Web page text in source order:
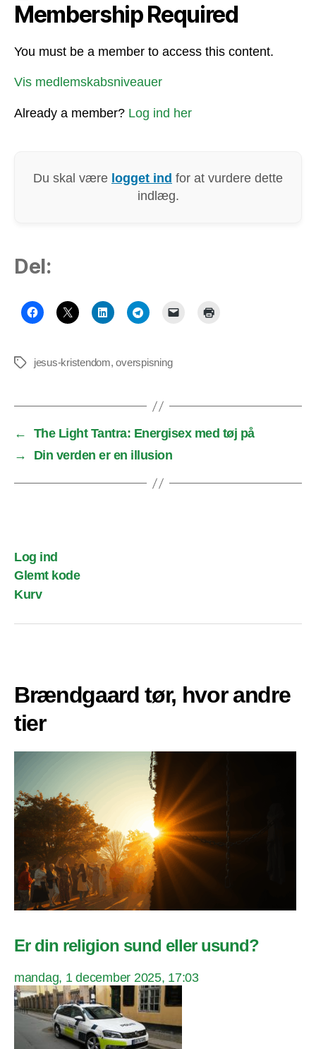
Membership Required
You must be a member to access this content.
Vis medlemskabsniveauer
Already a member? Log ind her
Du skal være logget ind for at vurdere dette
indlæg.
Del:
Tags jesus-kristendom,overspisning
←
The Light Tantra: Energisex med tøj på
→
Din verden er en illusion
Log ind
Glemt kode
Kurv
Brændgaard tør, hvor andre
tier
Er din religion sund eller usund?
mandag, 1 december 2025, 17:03